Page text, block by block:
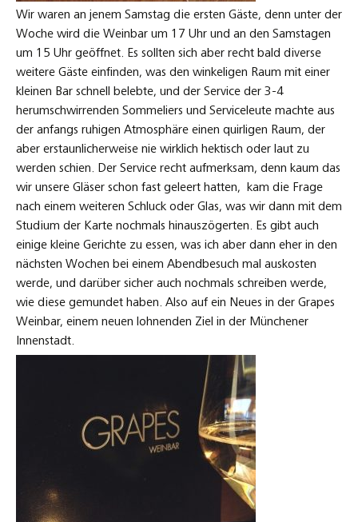
Wir waren an jenem Samstag die ersten Gäste, denn unter der
Woche wird die Weinbar um 17 Uhr und an den Samstagen
um 15 Uhr geöffnet. Es sollten sich aber recht bald diverse
weitere Gäste einfinden, was den winkeligen Raum mit einer
kleinen Bar schnell belebte, und der Service der 3-4
herumschwirrenden Sommeliers und Serviceleute machte aus
der anfangs ruhigen Atmosphäre einen quirligen Raum, der
aber erstaunlicherweise nie wirklich hektisch oder laut zu
werden schien. Der Service recht aufmerksam, denn kaum das
wir unsere Gläser schon fast geleert hatten, kam die Frage
nach einem weiteren Schluck oder Glas, was wir dann mit dem
Studium der Karte nochmals hinauszögerten. Es gibt auch
einige kleine Gerichte zu essen, was ich aber dann eher in den
nächsten Wochen bei einem Abendbesuch mal auskosten
werde, und darüber sicher auch nochmals schreiben werde,
wie diese gemundet haben. Also auf ein Neues in der Grapes
Weinbar, einem neuen lohnenden Ziel in der Münchener
Innenstadt.